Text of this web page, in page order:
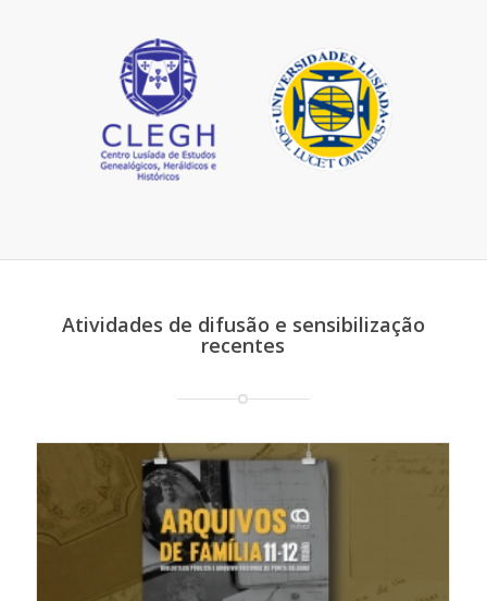
Atividades de difusão e sensibilização
recentes